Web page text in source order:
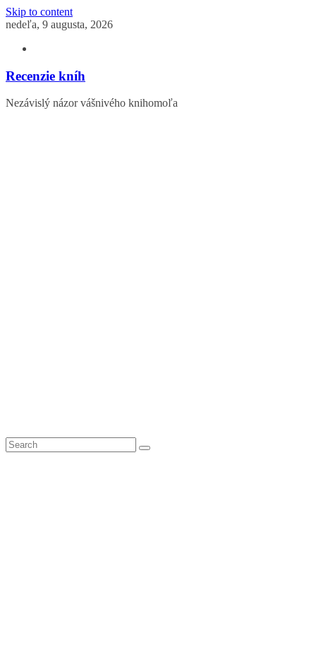
Skip to content
nedeľa, 9 augusta, 2026
Recenzie kníh
Nezávislý názor vášnivého knihomoľa